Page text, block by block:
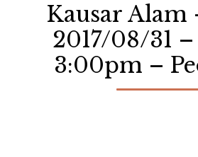
Kausar Alam
2017/08/31
3:00pm –